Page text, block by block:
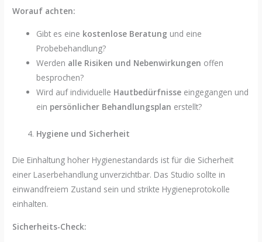
Worauf achten:
Gibt es eine kostenlose Beratung und eine
Probebehandlung?
Werden alle Risiken und Nebenwirkungen offen
besprochen?
Wird auf individuelle Hautbedürfnisse eingegangen und
ein persönlicher Behandlungsplan erstellt?
Hygiene und Sicherheit
Die Einhaltung hoher Hygienestandards ist für die Sicherheit
einer Laserbehandlung unverzichtbar. Das Studio sollte in
einwandfreiem Zustand sein und strikte Hygieneprotokolle
einhalten.
Sicherheits-Check: